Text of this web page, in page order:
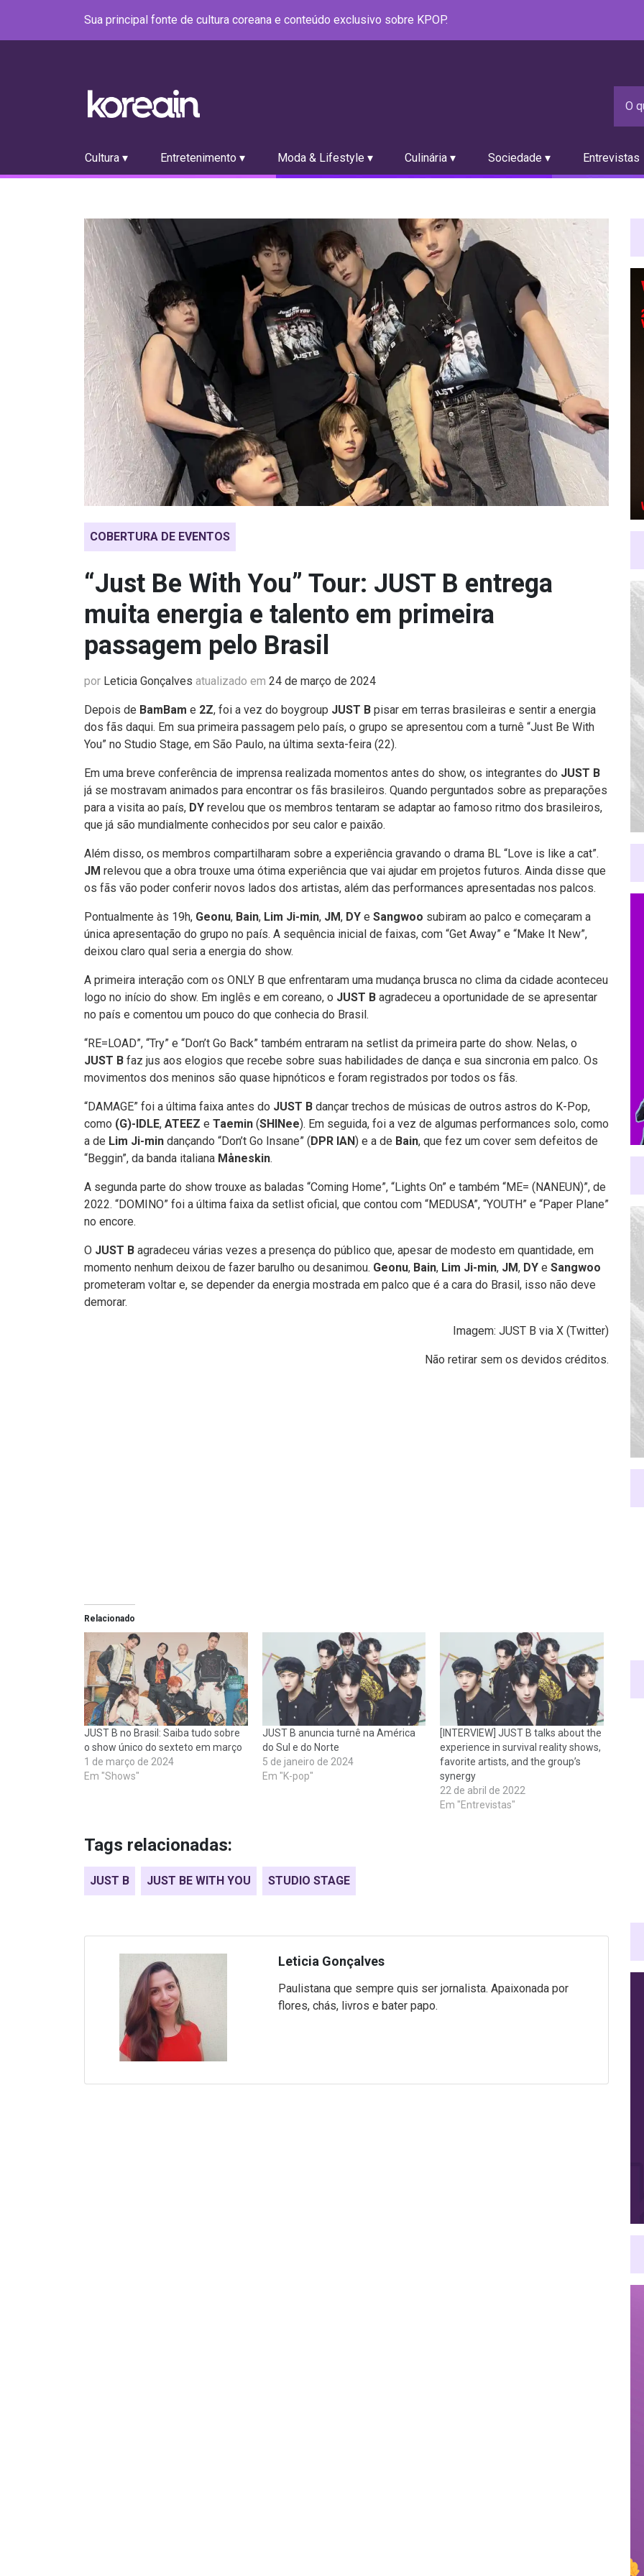
Sua principal fonte de cultura coreana e conteúdo exclusivo sobre KPOP.
Cultura ▾ Entretenimento ▾ Moda & Lifestyle ▾ Culinária ▾ Sociedade ▾ Entrevistas
COBERTURA DE EVENTOS
“Just Be With You” Tour: JUST B entrega
muita energia e talento em primeira
passagem pelo Brasil
por Leticia Gonçalves atualizado em 24 de março de 2024
Depois de BamBam e 2Z, foi a vez do boygroup JUST B pisar em terras brasileiras e sentir a energia
dos fãs daqui. Em sua primeira passagem pelo país, o grupo se apresentou com a turnê “Just Be With
You” no Studio Stage, em São Paulo, na última sexta-feira (22).
Em uma breve conferência de imprensa realizada momentos antes do show, os integrantes do JUST B
já se mostravam animados para encontrar os fãs brasileiros. Quando perguntados sobre as preparações
para a visita ao país, DY revelou que os membros tentaram se adaptar ao famoso ritmo dos brasileiros,
que já são mundialmente conhecidos por seu calor e paixão.
Além disso, os membros compartilharam sobre a experiência gravando o drama BL “Love is like a cat”.
JM relevou que a obra trouxe uma ótima experiência que vai ajudar em projetos futuros. Ainda disse que
os fãs vão poder conferir novos lados dos artistas, além das performances apresentadas nos palcos.
Pontualmente às 19h, Geonu, Bain, Lim Ji-min, JM, DY e Sangwoo subiram ao palco e começaram a
única apresentação do grupo no país. A sequência inicial de faixas, com “Get Away” e “Make It New”,
deixou claro qual seria a energia do show.
A primeira interação com os ONLY B que enfrentaram uma mudança brusca no clima da cidade aconteceu
logo no início do show. Em inglês e em coreano, o JUST B agradeceu a oportunidade de se apresentar
no país e comentou um pouco do que conhecia do Brasil.
“RE=LOAD”, “Try” e “Don’t Go Back” também entraram na setlist da primeira parte do show. Nelas, o
JUST B faz jus aos elogios que recebe sobre suas habilidades de dança e sua sincronia em palco. Os
movimentos dos meninos são quase hipnóticos e foram registrados por todos os fãs.
“DAMAGE” foi a última faixa antes do JUST B dançar trechos de músicas de outros astros do K-Pop,
como (G)-IDLE, ATEEZ e Taemin (SHINee). Em seguida, foi a vez de algumas performances solo, como
a de Lim Ji-min dançando “Don’t Go Insane” (DPR IAN) e a de Bain, que fez um cover sem defeitos de
“Beggin”, da banda italiana Måneskin.
A segunda parte do show trouxe as baladas “Coming Home”, “Lights On” e também “ME= (NANEUN)”, de
2022. “DOMINO” foi a última faixa da setlist oficial, que contou com “MEDUSA”, “YOUTH” e “Paper Plane”
no encore.
O JUST B agradeceu várias vezes a presença do público que, apesar de modesto em quantidade, em
momento nenhum deixou de fazer barulho ou desanimou. Geonu, Bain, Lim Ji-min, JM, DY e Sangwoo
prometeram voltar e, se depender da energia mostrada em palco que é a cara do Brasil, isso não deve
demorar.
Imagem: JUST B via X (Twitter)
Não retirar sem os devidos créditos.
Relacionado
JUST B no Brasil: Saiba tudo sobre
o show único do sexteto em março
1 de março de 2024
Em "Shows"
JUST B anuncia turnê na América
do Sul e do Norte
5 de janeiro de 2024
Em "K-pop"
[INTERVIEW] JUST B talks about the
experience in survival reality shows,
favorite artists, and the group’s
synergy
22 de abril de 2022
Em "Entrevistas"
Tags relacionadas:
JUST B JUST BE WITH YOU STUDIO STAGE
Leticia Gonçalves
Paulistana que sempre quis ser jornalista. Apaixonada por
flores, chás, livros e bater papo.